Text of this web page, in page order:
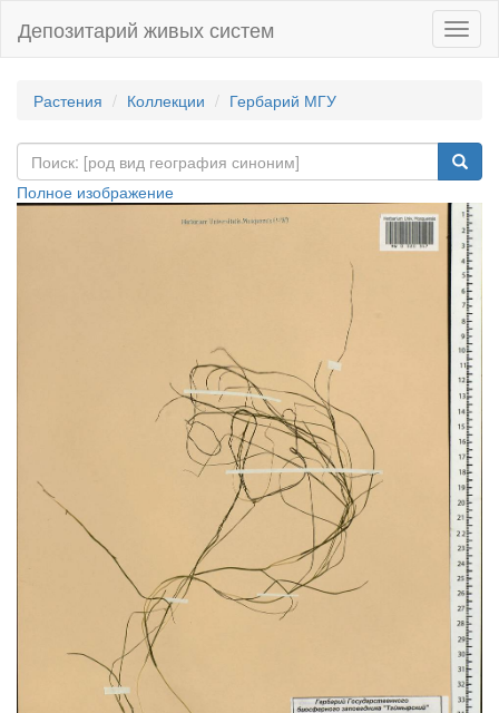
Депозитарий живых систем
Растения Коллекции Гербарий МГУ
Полное изображение